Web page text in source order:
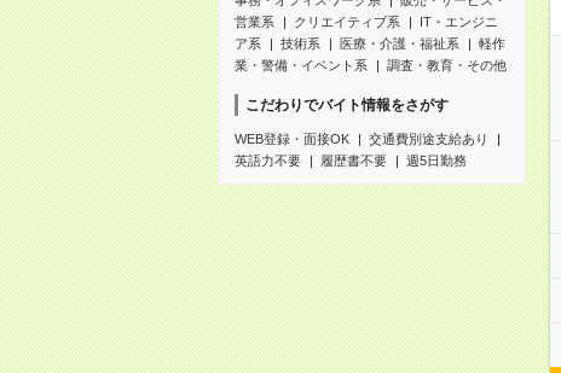
営業系
クリエイティブ系
IT・エンジニ
ア系
技術系 医療・介護・福祉系
軽作
業・警備・イベント系
調査・教育・その他
こだわりでバイト情報をさがす
WEB登録・面接OK
交通費別途支給あり
英語力不要
履歴書不要 週5日勤務